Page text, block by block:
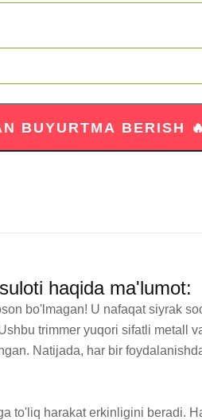
haqida ma'lumot:
bo'lmagan! U nafaqat siyrak
trimmer yuqori sifatli metall
Natijada, har bir
to'liq harakat erkinligini beradi.